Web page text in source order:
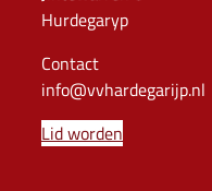
Hurdegaryp
Contact
info@vvhardegarijp.nl
Lid worden